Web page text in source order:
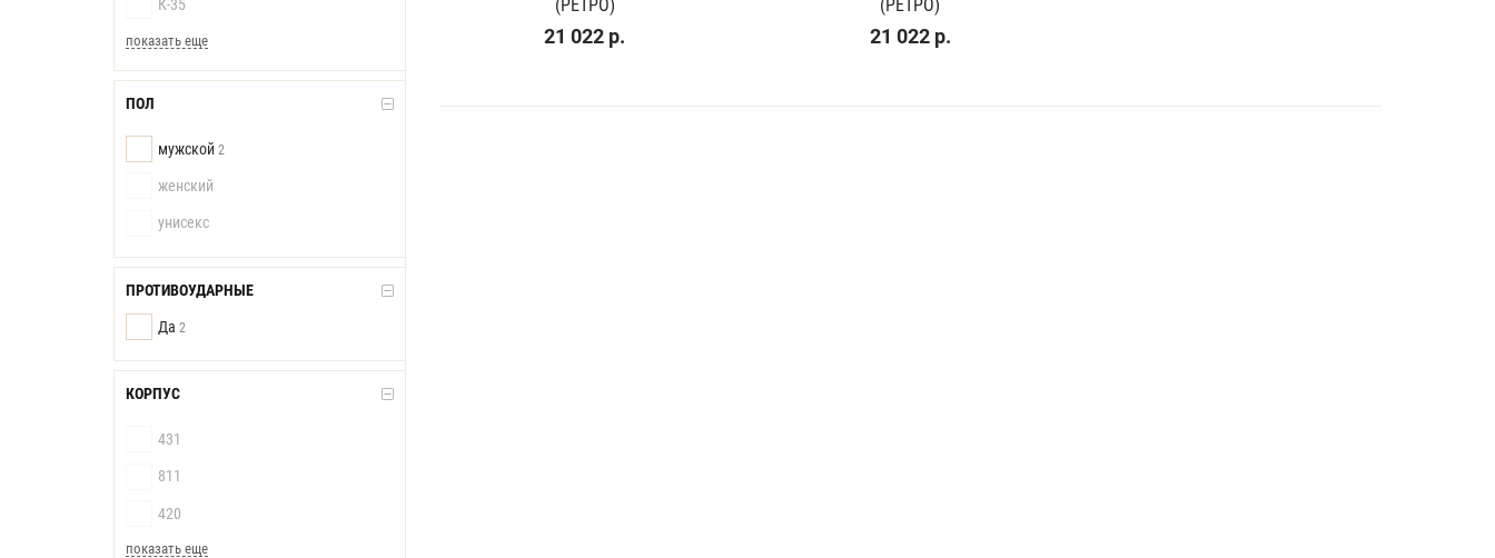
К-35
показать еще
ПОЛ
мужской 2
женский
унисекс
ПРОТИВОУДАРНЫЕ
Да 2
КОРПУС
431
811
420
показать еще
(РЕТРО)
21 022 р.
(РЕТРО)
21 022 р.